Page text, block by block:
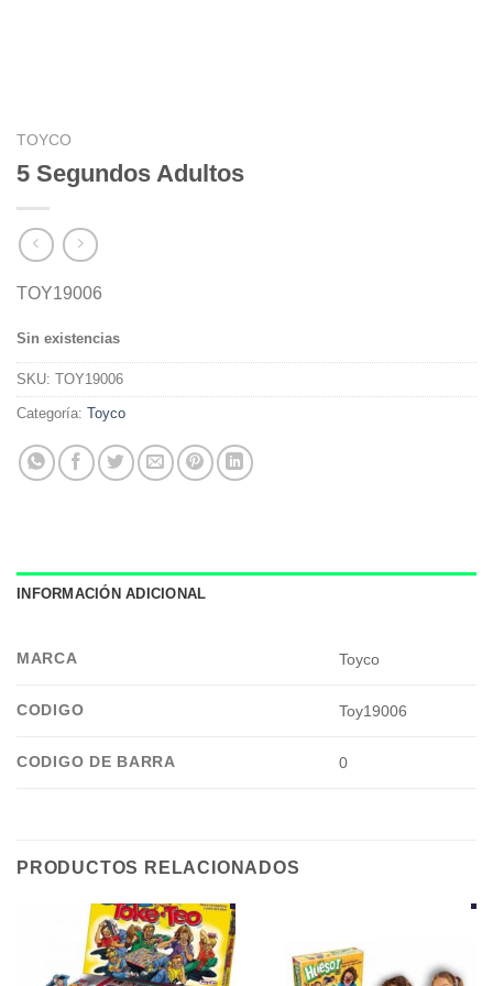
TOYCO
5 Segundos Adultos
TOY19006
Sin existencias
SKU: TOY19006
Categoría: Toyco
INFORMACIÓN ADICIONAL
MARCA Toyco
CODIGO Toy19006
CODIGO DE BARRA 0
PRODUCTOS RELACIONADOS